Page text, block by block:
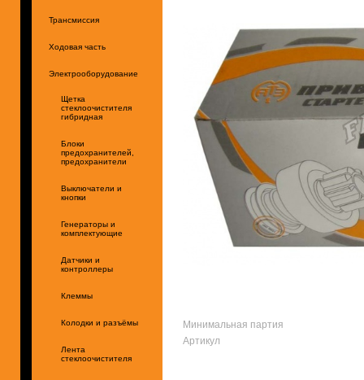
Трансмиссия
Ходовая часть
Электрооборудование
Щетка
стеклоочистителя
гибридная
Блоки
предохранителей,
предохранители
Выключатели и
кнопки
Генераторы и
комплектующие
Датчики и
контроллеры
Клеммы
Колодки и разъёмы
Лента
стеклоочистителя
Минимальная партия
Артикул